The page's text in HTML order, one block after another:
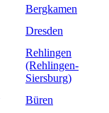
Bergkamen
Dresden
Rehlingen
(Rehlingen-
Siersburg)
Büren